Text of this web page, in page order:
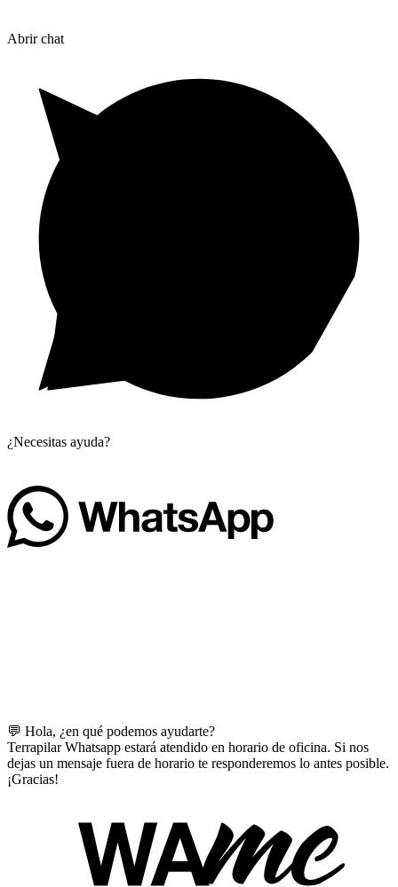
Abrir chat
¿Necesitas ayuda?
💬 Hola, ¿en qué podemos ayudarte?
Terrapilar Whatsapp estará atendido en horario de oficina. Si nos
dejas un mensaje fuera de horario te responderemos lo antes posible.
¡Gracias!